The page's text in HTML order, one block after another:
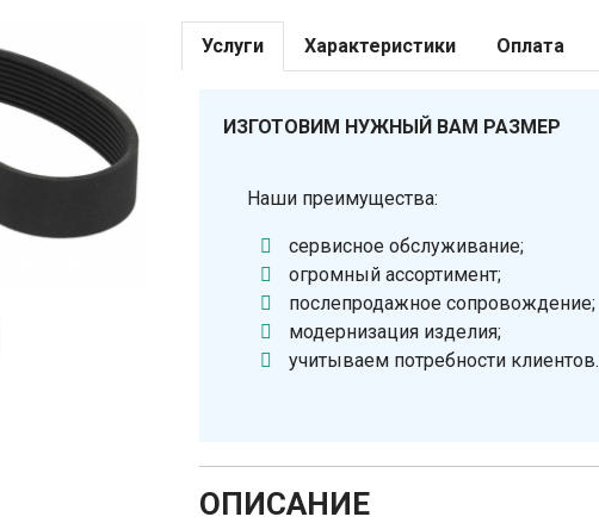
Услуги Характеристики Оплата
ИЗГОТОВИМ НУЖНЫЙ ВАМ РАЗМЕР
Наши преимущества:
сервисное обслуживание;
огромный ассортимент;
послепродажное сопровождение;
модернизация изделия;
учитываем потребности клиентов.
ОПИСАНИЕ